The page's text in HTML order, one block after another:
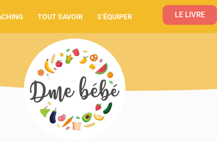
TOUT SAVOIR S’ÉQUIPER LE LIVRE